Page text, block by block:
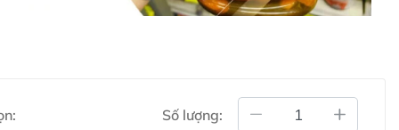
Số lượng: